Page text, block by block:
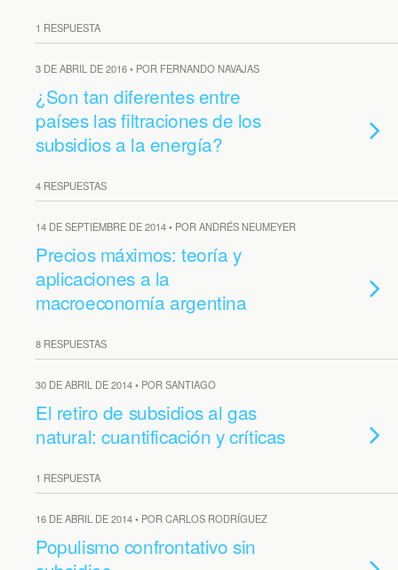
1 RESPUESTA
3 DE ABRIL DE 2016 • POR FERNANDO NAVAJAS
¿Son tan diferentes entre
países las filtraciones de los
subsidios a la energía?
4 RESPUESTAS
14 DE SEPTIEMBRE DE 2014 • POR ANDRÉS NEUMEYER
Precios máximos: teoría y
aplicaciones a la
macroeconomía argentina
8 RESPUESTAS
30 DE ABRIL DE 2014 • POR SANTIAGO
El retiro de subsidios al gas
natural: cuantificación y críticas
1 RESPUESTA
16 DE ABRIL DE 2014 • POR CARLOS RODRÍGUEZ
Populismo confrontativo sin